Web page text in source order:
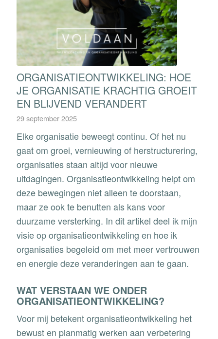
ORGANISATIEONTWIKKELING: HOE
JE ORGANISATIE KRACHTIG GROEIT
EN BLIJVEND VERANDERT
29 september 2025
Elke organisatie beweegt continu. Of het nu
gaat om groei, vernieuwing of herstructurering,
organisaties staan altijd voor nieuwe
uitdagingen. Organisatieontwikkeling helpt om
deze bewegingen niet alleen te doorstaan,
maar ze ook te benutten als kans voor
duurzame versterking. In dit artikel deel ik mijn
visie op organisatieontwikkeling en hoe ik
organisaties begeleid om met meer vertrouwen
en energie deze veranderingen aan te gaan.
WAT VERSTAAN WE ONDER
ORGANISATIEONTWIKKELING?
Voor mij betekent organisatieontwikkeling het
bewust en planmatig werken aan verbetering